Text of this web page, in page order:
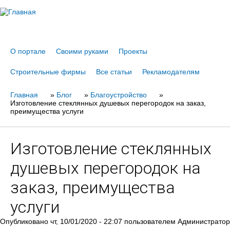
О портале Своими руками Проекты
Строительные фирмы Все статьи Рекламодателям
Вы
здесь
Главная » Блог » Благоустройство
»
Изготовление стеклянных душевых перегородок на заказ,
преимущества услуги
Изготовление стеклянных
душевых перегородок на
заказ, преимущества
услуги
Опубликовано чт, 10/01/2020 - 22:07 пользователем Администратор